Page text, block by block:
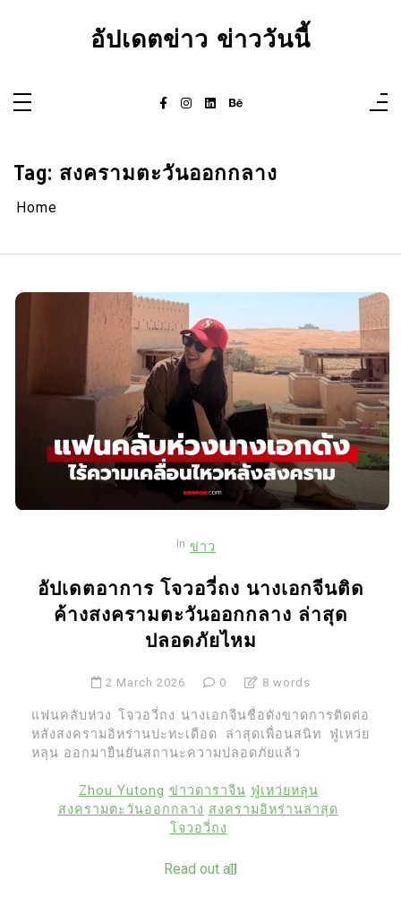
อัปเดตข่าว ข่าววันนี้
Tag: สงครามตะวันออกกลาง
Home
In ข่าว
อัปเดตอาการ โจวอวี่ถง นางเอกจีนติด
ค้างสงครามตะวันออกกลาง ล่าสุด
ปลอดภัยไหม
2 March 2026 0 8 words
แฟนคลับห่วง โจวอวี่ถง นางเอกจีนชื่อดังขาดการติดต่อ
หลังสงครามอิหร่านปะทะเดือด ล่าสุดเพื่อนสนิท ฟู่เหว่ย
หลุน ออกมายืนยันสถานะความปลอดภัยแล้ว
Zhou Yutong ข่าวดาราจีน ฟู่เหว่ยหลุน
สงครามตะวันออกกลาง สงครามอิหร่านล่าสุด
โจวอวี่ถง
Read out all